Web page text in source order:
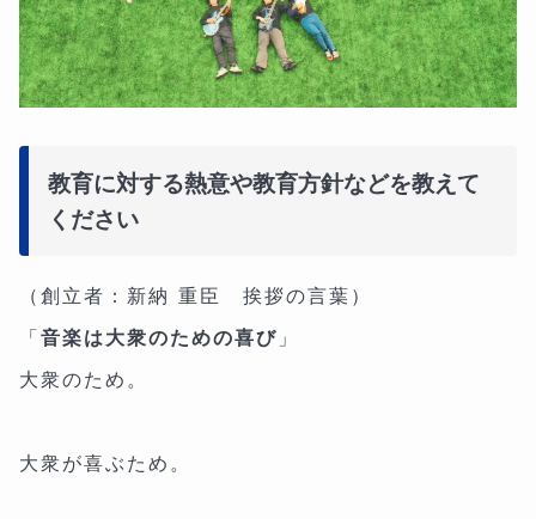
教育に対する熱意や教育方針などを教えて
ください
（創立者：新納 重臣 挨拶の言葉）
「音楽は大衆のための喜び 」
大衆のため。
大衆が喜ぶため。